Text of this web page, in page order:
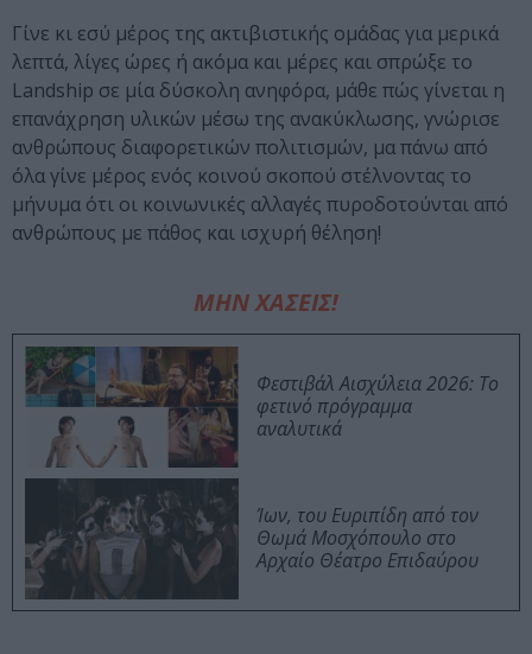
Γίνε κι εσύ μέρος της ακτιβιστικής ομάδας για μερικά
λεπτά, λίγες ώρες ή ακόμα και μέρες και σπρώξε το
Landship σε μία δύσκολη ανηφόρα, μάθε πώς γίνεται η
επανάχρηση υλικών μέσω της ανακύκλωσης, γνώρισε
ανθρώπους διαφορετικών πολιτισμών, μα πάνω από
όλα γίνε μέρος ενός κοινού σκοπού στέλνοντας το
μήνυμα ότι οι κοινωνικές αλλαγές πυροδοτούνται από
ανθρώπους με πάθος και ισχυρή θέληση!
ΜΗΝ ΧΑΣΕΙΣ!
Φεστιβάλ Αισχύλεια 2026: Το
φετινό πρόγραμμα
αναλυτικά
Ίων, του Ευριπίδη από τον
Θωμά Μοσχόπουλο στο
Αρχαίο Θέατρο Επιδαύρου